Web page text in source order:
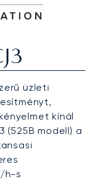
üzleti
kínál
(525B modell) a
h-s